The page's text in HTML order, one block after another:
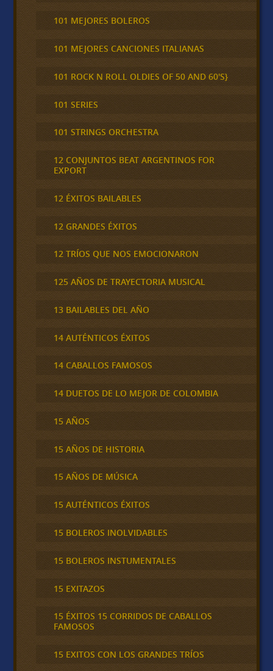
101 MEJORES BOLEROS
101 MEJORES CANCIONES ITALIANAS
101 ROCK N ROLL OLDIES OF 50 AND 60'S}
101 SERIES
101 STRINGS ORCHESTRA
12 CONJUNTOS BEAT ARGENTINOS FOR
EXPORT
12 ÉXITOS BAILABLES
12 GRANDES ÉXITOS
12 TRÍOS QUE NOS EMOCIONARON
125 AÑOS DE TRAYECTORIA MUSICAL
13 BAILABLES DEL AÑO
14 AUTÉNTICOS ÉXITOS
14 CABALLOS FAMOSOS
14 DUETOS DE LO MEJOR DE COLOMBIA
15 AÑOS
15 AÑOS DE HISTORIA
15 AÑOS DE MÚSICA
15 AUTÉNTICOS ÉXITOS
15 BOLEROS INOLVIDABLES
15 BOLEROS INSTUMENTALES
15 EXITAZOS
15 ÉXITOS 15 CORRIDOS DE CABALLOS
FAMOSOS
15 EXITOS CON LOS GRANDES TRÍOS